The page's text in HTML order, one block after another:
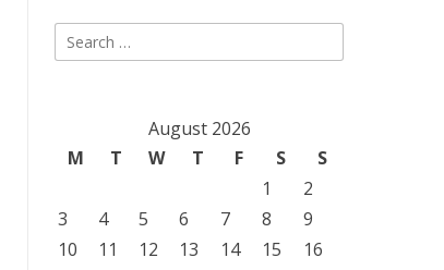
Search
for:
August 2026
M
T W T F S
S
1
2
3
4 5 6 7 8
9
10
11 12 13 14 15
16